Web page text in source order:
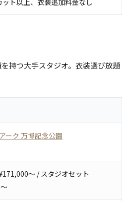
持つ大手スタジオ。衣装選び放題
ーク 万博記念公園
〜 / スタジオセット